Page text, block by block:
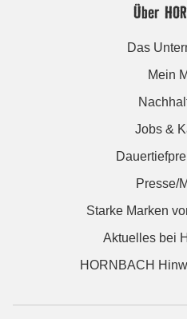
Über
Das
Mein
Jobs &
Presse/
Starke Marken
Aktuelles bei
HORNBACH